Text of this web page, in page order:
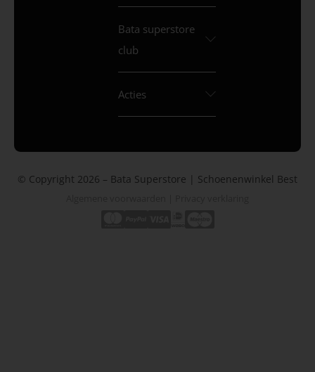
Bata superstore
club
Acties
© Copyright 2026 – Bata Superstore | Schoenenwinkel Best